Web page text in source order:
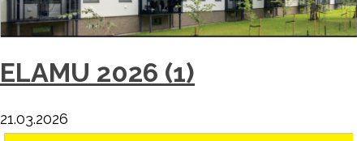
ELAMU 2026 (1)
21.03.2026